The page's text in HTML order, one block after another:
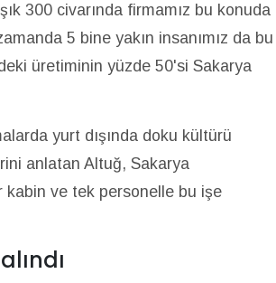
300 civarında firmamız bu konuda
5 bine yakın insanımız da bu
üretiminin yüzde 50'si Sakarya
yurt dışında doku kültürü
anlatan Altuğ, Sakarya
ve tek personelle bu işe